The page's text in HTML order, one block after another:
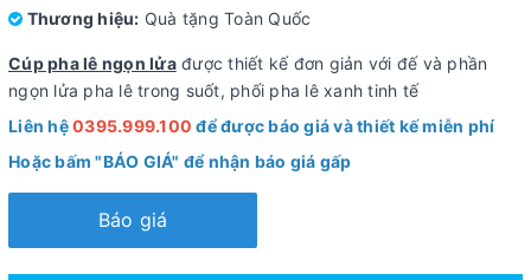
Thương hiệu: Quà tặng Toàn Quốc
Cúp pha lê ngọn lửađược thiết kế đơn giản với đế và phần
ngọn lửa pha lê trong suốt, phối pha lê xanh tinh tế
Liên hệ0395.999.100 để được báo giá và thiết kế miễn phí
Hoặc bấm "BÁO GIÁ" để nhận báo giá gấp
Báo giá